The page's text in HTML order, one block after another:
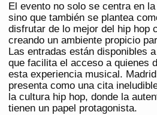
El evento no solo se centra en
sino que también se plantea
disfrutar de lo mejor del hip hop
creando un ambiente propicio
Las entradas están disponibles
que facilita el acceso a quienes
esta experiencia musical.
presenta como una cita
la cultura hip hop, donde la
tienen un papel protagonista.